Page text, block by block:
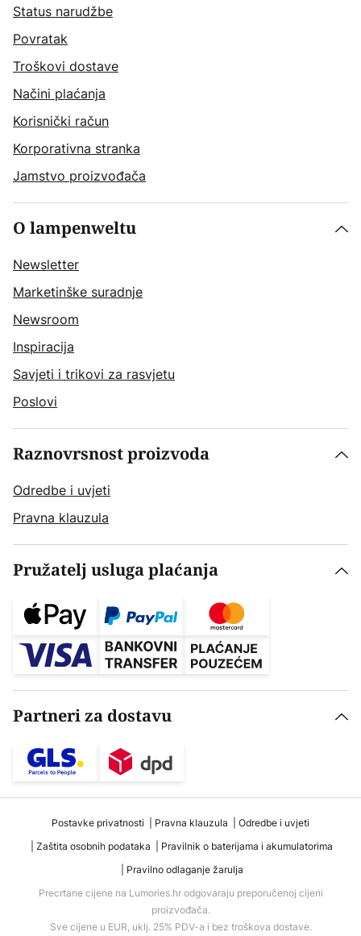
Status narudžbe
Povratak
Troškovi dostave
Načini plaćanja
Korisnički račun
Korporativna stranka
Jamstvo proizvođača
O lampenweltu
Newsletter
Marketinške suradnje
Newsroom
Inspiracija
Savjeti i trikovi za rasvjetu
Poslovi
Raznovrsnost proizvoda
Odredbe i uvjeti
Pravna klauzula
Pružatelj usluga plaćanja
Partneri za dostavu
Postavke privatnosti Pravna klauzula
Odredbe i uvjeti
Zaštita osobnih podataka
Pravilnik o baterijama i akumulatorima
Pravilno odlaganje žarulja
Precrtane cijene na Lumories.hr odgovaraju preporučenoj cijeni
proizvođača.
Sve cijene u EUR, uklj. 25% PDV-a i bez troškova dostave.